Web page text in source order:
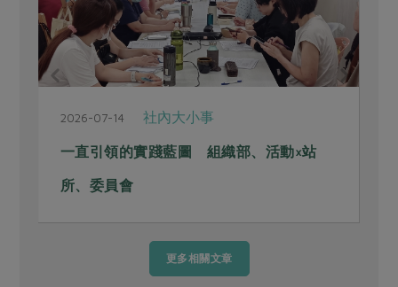
2026-06-29 親子食育
食育生活 料理的化學反應，連結人也激
發生活想像
更多相關文章